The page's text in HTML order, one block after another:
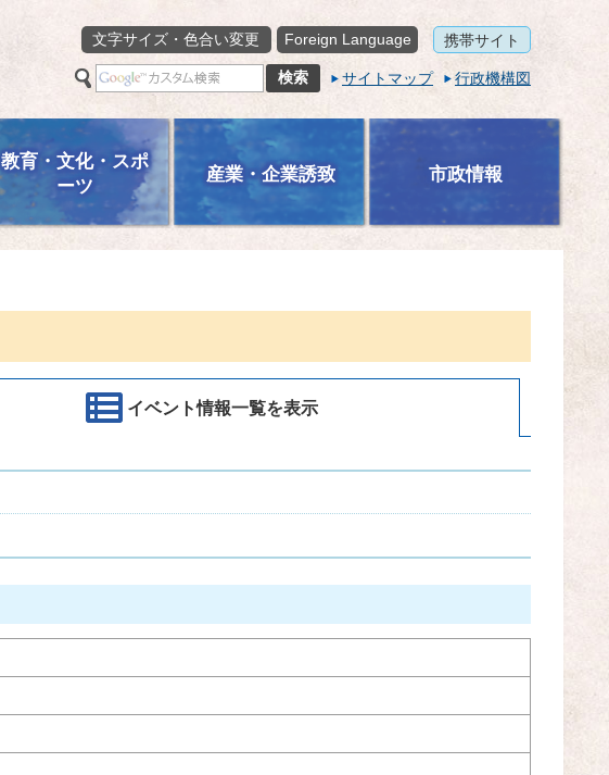
文字サイズ・色合い変更
Foreign Language 携帯サイト
サイトマップ 行政機構図
教育・文化・スポ
ーツ
産業・企業誘致 市政情報
イベント情報一覧を表示